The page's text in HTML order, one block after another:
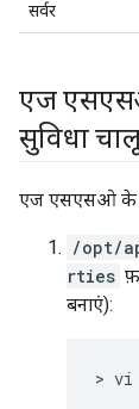
सर्वर
एज
सुविधा
एज एसएसओ के
/opt/
rties
बनाएं):
> vi